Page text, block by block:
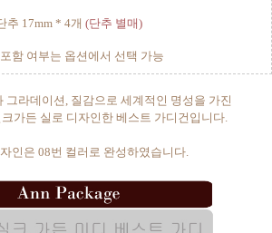
추 17mm * 4개 (단추 별매)
함 여부는 옵션에서 선택 가능
그라데이션, 질감으로 세계적인 명성을 가진
가든 실로 디자인한 베스트 가디건입니다.
인은 08번 컬러로 완성하였습니다.